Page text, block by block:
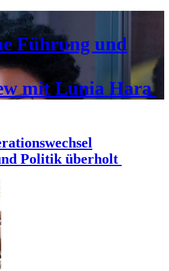
Führung und
mit Lunia Hara
Politik überholt